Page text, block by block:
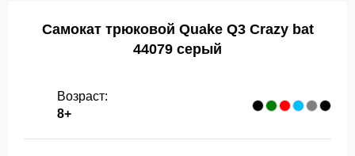
Самокат трюковой Quake Q3 Crazy bat
44079 серый
Возраст:
8+